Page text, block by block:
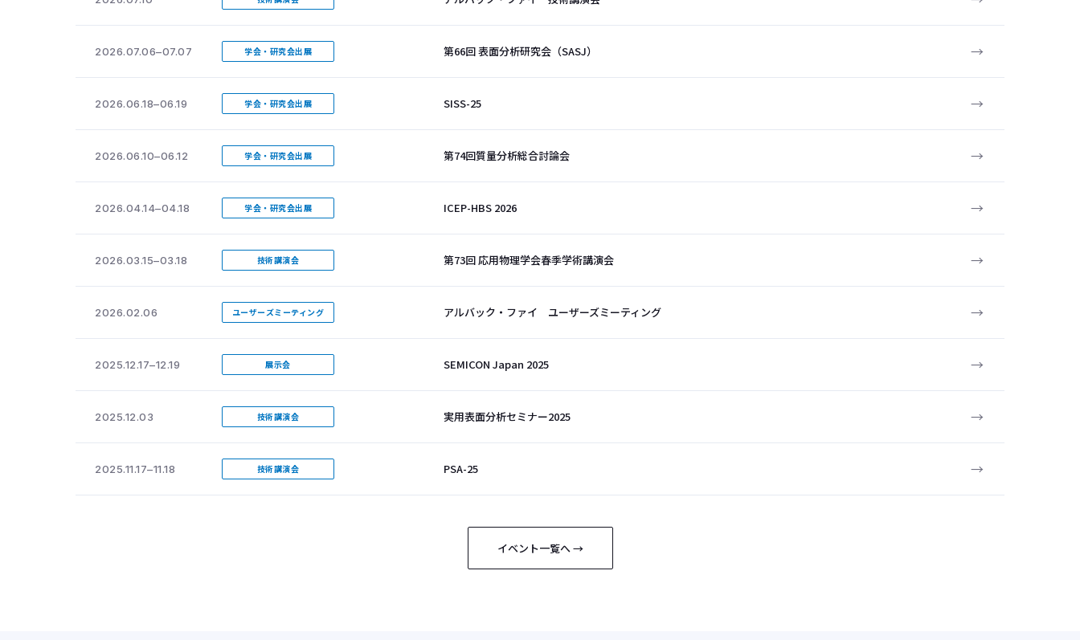
2026.07.06–07.07 学会・研究会出展 第66回 表面分析研究会（SASJ） →
2026.06.18–06.19 学会・研究会出展 SISS-25 →
2026.06.10–06.12 学会・研究会出展 第74回質量分析総合討論会 →
2026.04.14–04.18 学会・研究会出展 ICEP-HBS 2026 →
2026.03.15–03.18 技術講演会 第73回 応用物理学会春季学術講演会 →
2026.02.06 ユーザーズミーティング アルバック・ファイ ユーザーズミーティング →
2025.12.17–12.19 展示会 SEMICON Japan 2025 →
2025.12.03 技術講演会 実用表面分析セミナー2025 →
2025.11.17–11.18 技術講演会 PSA-25 →
イベント一覧へ →